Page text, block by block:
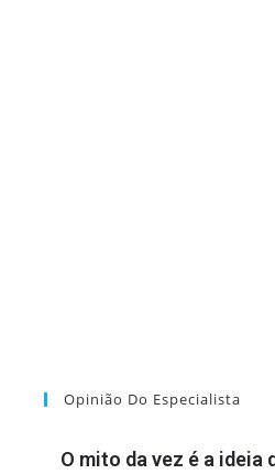
Opinião Do Especialista
O mito da vez é a ideia